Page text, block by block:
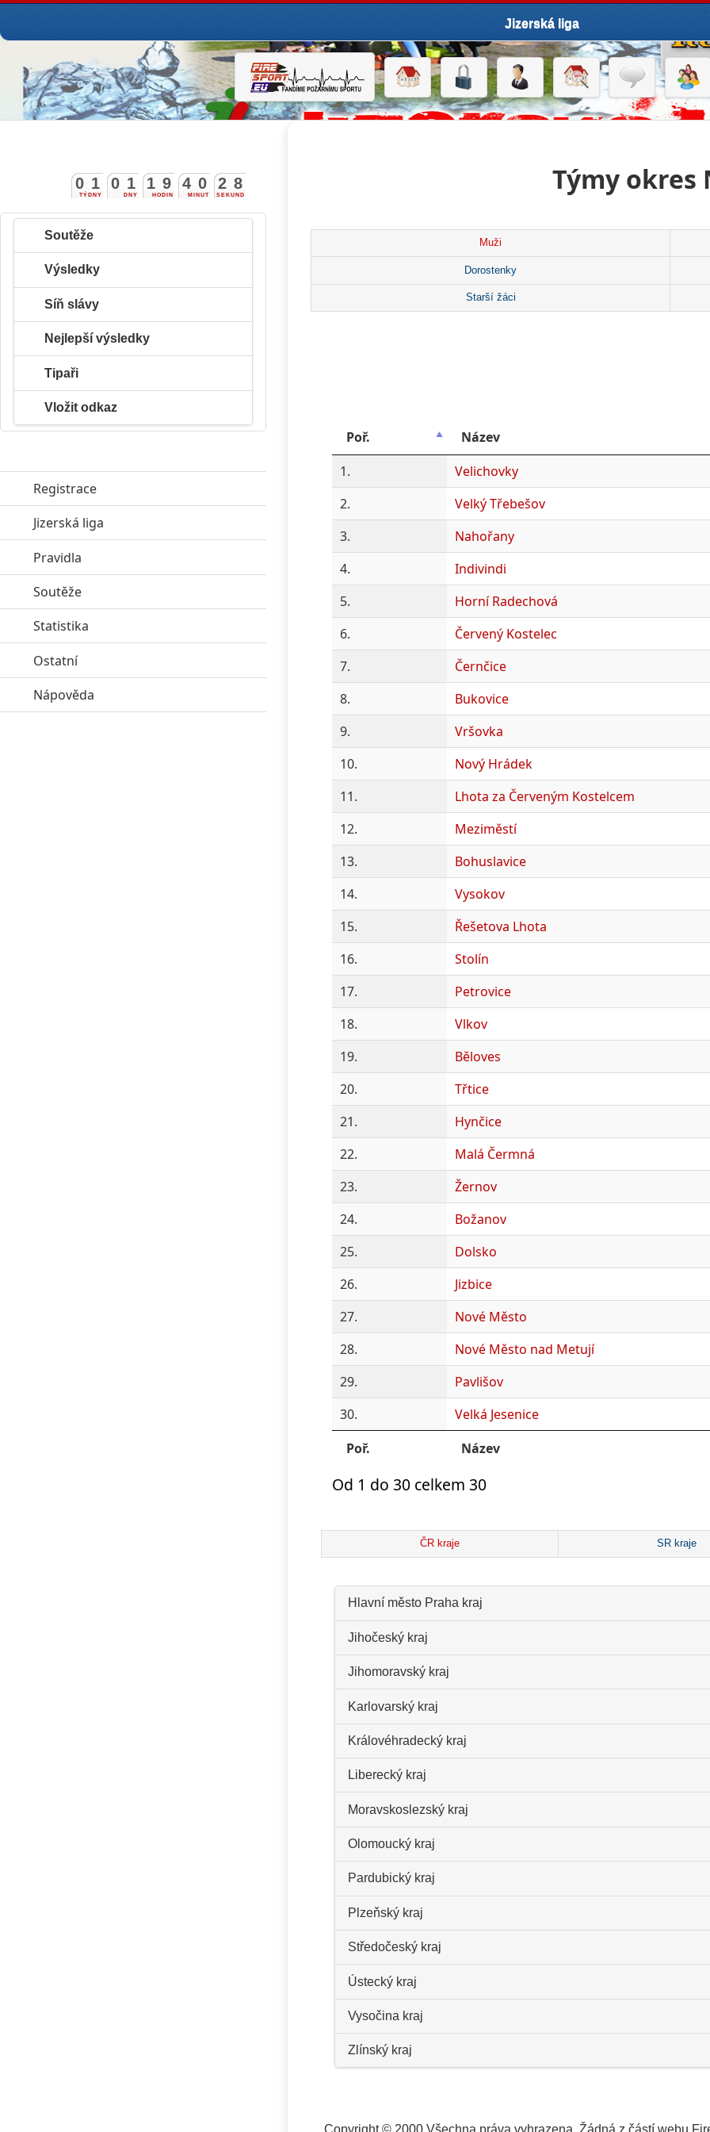
Jizerská liga
Týmy okres
Muži
Dorostenky
Starší žáci
Poř.
Název
1.
Velichovky
2.
Velký Třebešov
3.
Nahořany
4.
Indivindi
5.
Horní Radechová
6.
Červený Kostelec
7.
Černčice
8.
Bukovice
9.
Vršovka
10.
Nový Hrádek
11.
Lhota za Červeným Kostelcem
12.
Meziměstí
13.
Bohuslavice
14.
Vysokov
15.
Řešetova Lhota
16.
Stolín
17.
Petrovice
18.
Vlkov
19.
Běloves
20.
Třtice
21.
Hynčice
22.
Malá Čermná
23.
Žernov
24.
Božanov
25.
Dolsko
26.
Jizbice
27.
Nové Město
28.
Nové Město nad Metují
29.
Pavlišov
30.
Velká Jesenice
Poř.
Název
Od 1 do 30 celkem 30
ČR kraje SR kraje
Hlavní město Praha kraj
Jihočeský kraj
Jihomoravský kraj
Karlovarský kraj
Královéhradecký kraj
Liberecký kraj
Moravskoslezský kraj
Olomoucký kraj
Pardubický kraj
Plzeňský kraj
Středočeský kraj
Ústecký kraj
Vysočina kraj
Zlínský kraj
Copyright © 2000 Všechna práva vyhrazena. Žádná z částí webu
TÝDNY
0 1
DNY
0 1
HODIN
1 9
MINUT
4 0
SEKUND
2 7
8
Soutěže
Výsledky
Síň slávy
Nejlepší výsledky
Tipaři
Vložit odkaz
Registrace
Jizerská liga
Pravidla
Soutěže
Statistika
Ostatníclick to expand contents
Nápověda